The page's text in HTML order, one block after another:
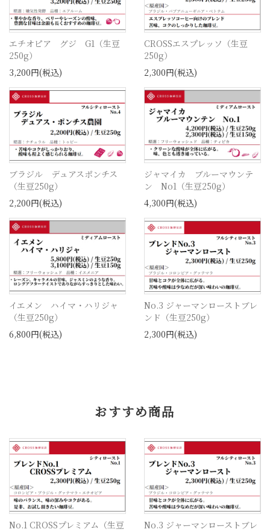
エチオピア グジ G1（生豆
250g）
3,200円(税込)
CROSSエスプレッソ（生豆
250g）
2,300円(税込)
ブラジル デュアスポンチス
（生豆250g）
2,200円(税込)
ジャマイカ ブルーマウンテ
ン No1（生豆250g）
4,300円(税込)
イエメン ハイマ・ハリジャ
（生豆250g）
6,800円(税込)
No.3 ジャーマンローストブレ
ンド（生豆250g）
2,300円(税込)
おすすめ商品
No.1 CROSSプレミアム（生豆
No.3 ジャーマンローストブレ